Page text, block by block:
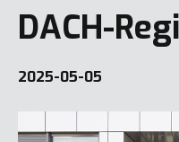
DACH-
2025-05-05